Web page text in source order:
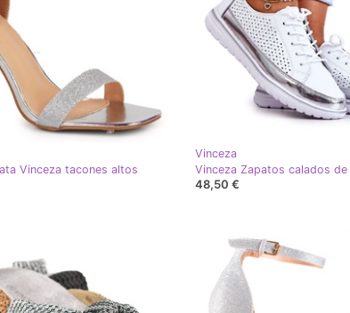
Vinceza tacones altos
Vinceza
48,50 €